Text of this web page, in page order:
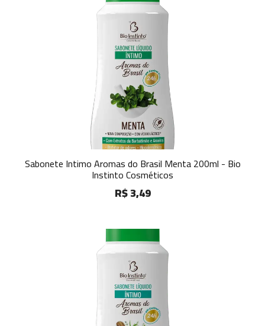
Sabonete Intimo Aromas do Brasil Menta 200ml - Bio
Instinto Cosméticos
R$ 3,49